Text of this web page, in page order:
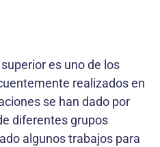
es uno de los
realizados en
se han dado por
diferentes grupos
algunos trabajos para